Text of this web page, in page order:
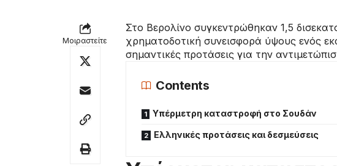
Μοιραστείτε
Στο Βερολίνο συγκεντρώθηκαν 1,5
χρηματοδοτική συνεισφορά ύψους ενός
σημαντικές προτάσεις για την
Contents
Υπέρμετρη καταστροφή στο Σουδάν
Ελληνικές προτάσεις και δεσμεύσεις